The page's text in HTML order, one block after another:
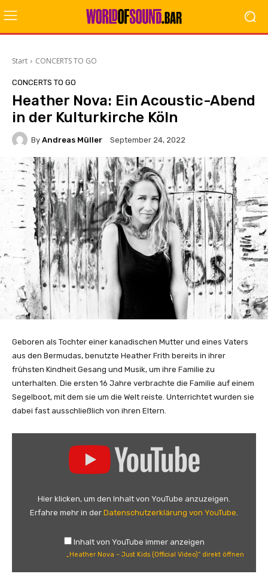
Start CONCERTS TO GO
CONCERTS TO GO
Heather Nova: Ein Acoustic-Abend
in der Kulturkirche Köln
By Andreas Müller September 24, 2022
Geboren als Tochter einer kanadischen Mutter und eines Vaters
aus den Bermudas, benutzte Heather Frith bereits in ihrer
frühsten Kindheit Gesang und Musik, um ihre Familie zu
unterhalten. Die ersten 16 Jahre verbrachte die Familie auf einem
Segelboot, mit dem sie um die Welt reiste. Unterrichtet wurden sie
dabei fast ausschließlich von ihren Eltern.
Hier klicken, um den Inhalt von YouTube anzuzeigen.
Erfahre mehr in der Datenschutzerklärung von YouTube.
Inhalt von YouTube immer anzeigen
„Heather Nova – Just Kids (Official Video)“ direkt öffnen